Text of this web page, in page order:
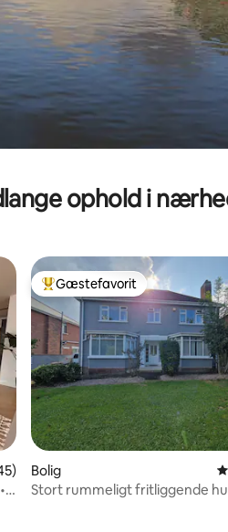
ophold i
5 i gennemsnitlig bedømmelse,
Bedste gæstefavorit
Gæstefavorit
Bolig
Stort rummeligt fritliggende